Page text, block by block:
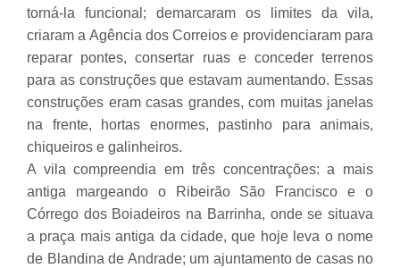
torná-la funcional; demarcaram os limites da vila,
criaram a Agência dos Correios e providenciaram para
reparar pontes, consertar ruas e conceder terrenos
para as construções que estavam aumentando. Essas
construções eram casas grandes, com muitas janelas
na frente, hortas enormes, pastinho para animais,
chiqueiros e galinheiros.
A vila compreendia em três concentrações: a mais
antiga margeando o Ribeirão São Francisco e o
Córrego dos Boiadeiros na Barrinha, onde se situava
a praça mais antiga da cidade, que hoje leva o nome
de Blandina de Andrade; um ajuntamento de casas no